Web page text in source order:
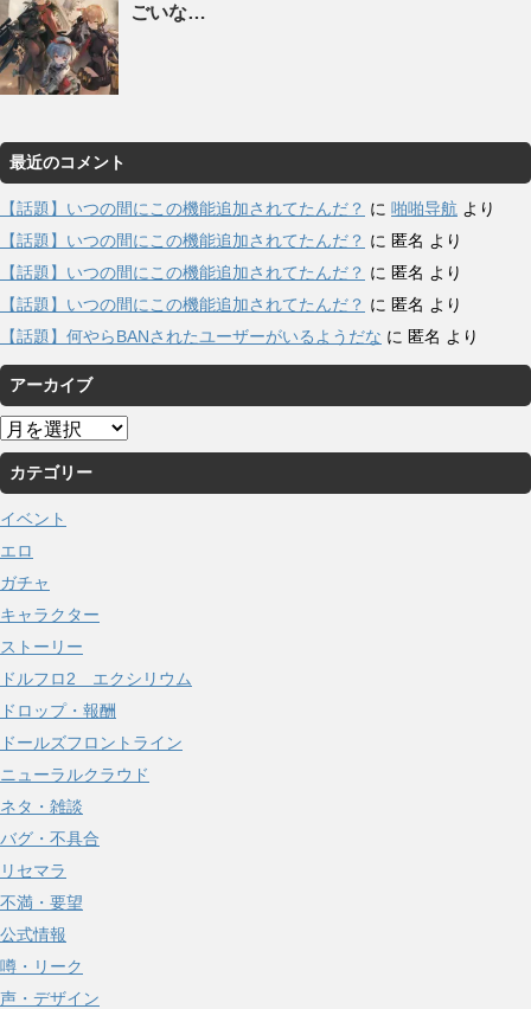
ごいな…
最近のコメント
【話題】いつの間にこの機能追加されてたんだ？ に 啪啪导航 より
【話題】いつの間にこの機能追加されてたんだ？ に 匿名 より
【話題】いつの間にこの機能追加されてたんだ？ に 匿名 より
【話題】いつの間にこの機能追加されてたんだ？ に 匿名 より
【話題】何やらBANされたユーザーがいるようだな に 匿名 より
アーカイブ
ア
ー
カ
イ
ブ
カテゴリー
イベント
エロ
ガチャ
キャラクター
ストーリー
ドルフロ2 エクシリウム
ドロップ・報酬
ドールズフロントライン
ニューラルクラウド
ネタ・雑談
バグ・不具合
リセマラ
不満・要望
公式情報
噂・リーク
声・デザイン